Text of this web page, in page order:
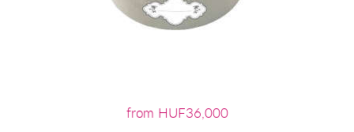
from HUF36,000